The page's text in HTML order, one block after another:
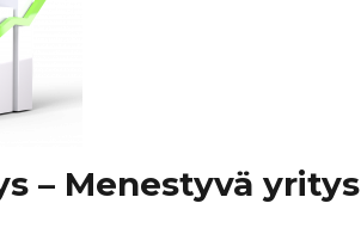
– Menestyvä yritys